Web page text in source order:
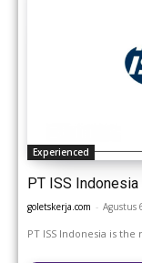
Experienced
PT ISS Indonesia
goletskerja.com - Agustus
PT ISS Indonesia is